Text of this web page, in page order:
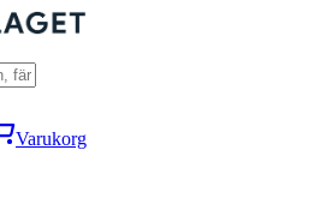
Varukorg